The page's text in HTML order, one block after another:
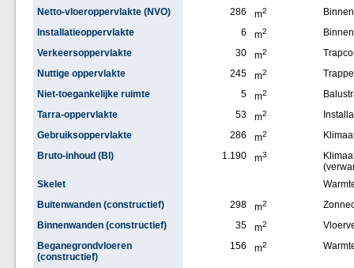
Netto-vloeroppervlakte (NVO)
286 m2
Installatieoppervlakte
6 m2
Verkeersoppervlakte
30 m2
Nuttige oppervlakte
245 m2
Niet-toegankelijke ruimte
5 m2
Tarra-oppervlakte
53 m2
Gebruiksoppervlakte
286 m2
Bruto-inhoud (BI)
1.190 m3
Skelet
Buitenwanden (constructief)
298 m2
Binnenwanden (constructief)
35 m2
Beganegrondvloeren
(constructief)
156 m2